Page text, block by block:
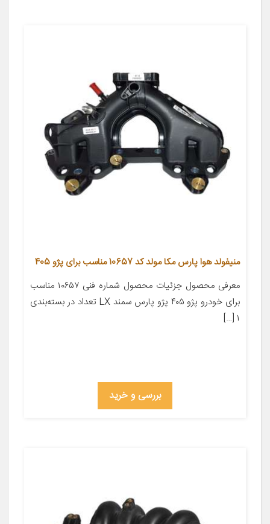
منیفولد هوا پارس مکا مولد کد 10657 مناسب برای پژو 405
معرفی محصول جزئیات محصول شماره فنی ۱۰۶۵۷ مناسب
برای خودرو پژو ۴۰۵ پژو پارس سمند LX تعداد در بسته‌بندی
۱ […]
بررسی و خرید